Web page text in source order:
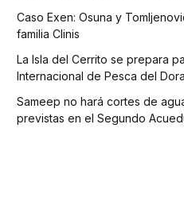
Caso Exen: Osuna y
familia Clinis
La Isla del Cerrito se prepara
Internacional de Pesca del
Sameep no hará cortes de
previstas en el Segundo